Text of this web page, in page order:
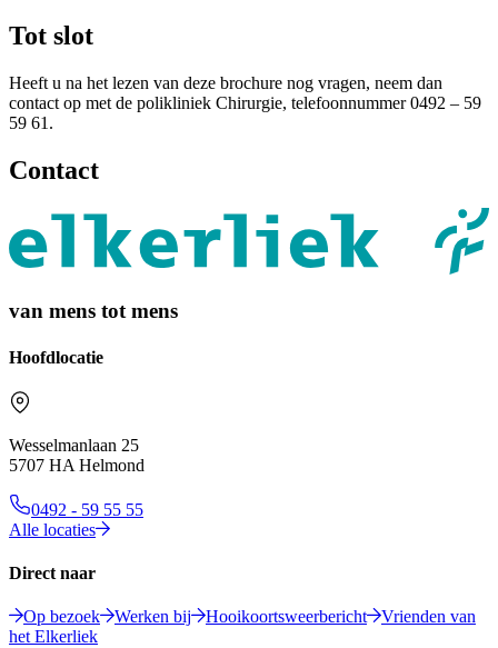
Tot slot
Heeft u na het lezen van deze brochure nog vragen, neem dan
contact op met de polikliniek Chirurgie, telefoonnummer 0492 – 59
59 61.
Contact
van mens tot mens
Hoofdlocatie
Wesselmanlaan 25
5707 HA Helmond
0492 - 59 55 55
Alle locaties
Direct naar
Op bezoek Werken bij Hooikoortsweerbericht
Vrienden van
het Elkerliek